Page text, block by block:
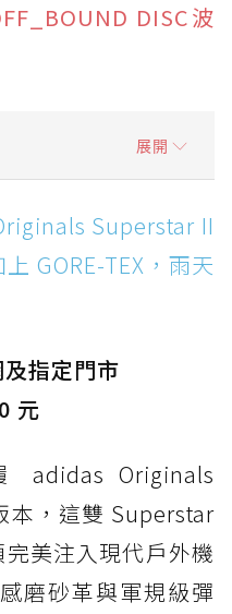
DISC波
展開
Superstar II
GORE-TEX，雨天街
Hierro v9 GORE-
Low GORE-TEX：
技，雨天穿搭帥度不
14 GTX：搭
技，全方位防水神鞋
XT-6 GORE-TEX：潮
防水與街頭顏值一次攻
Superstar II
GORE-TEX，雨天
指定門市
元
Originals
本，這雙 Superstar
完美注入現代戶外機
磨砂革與軍規級彈